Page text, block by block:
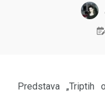
Predstava „Triptih